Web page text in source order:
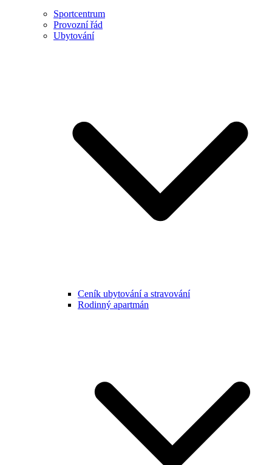
Sportcentrum
Provozní řád
Ubytování
Ceník ubytování a stravování
Rodinný apartmán